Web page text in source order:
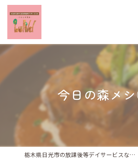
今日の森メ
栃木県日光市の放課後等デイサービスならひなた学習会Lund